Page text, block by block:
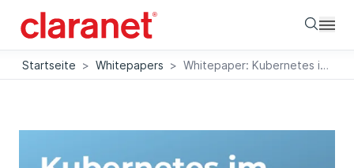
Startseite > Whitepapers > Whitepaper: Kubernetes im Unternehmen